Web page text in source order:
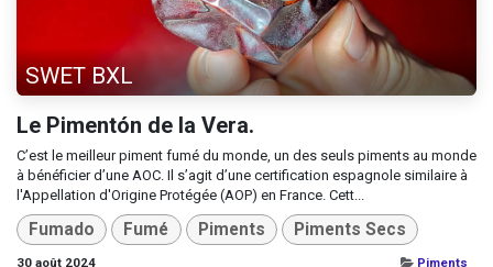
SWET BXL
Le Pimentón de la Vera.
C’est le meilleur piment fumé du monde, un des seuls piments au monde
à bénéficier d’une AOC. Il s’agit d’une certification espagnole similaire à
l'Appellation d'Origine Protégée (AOP) en France. Cett...
Fumado Fumé Piments Piments Secs
30 août 2024 Piments